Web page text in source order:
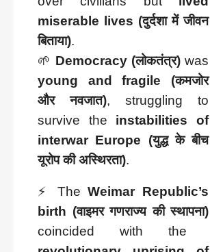
miserable lives (दुर्दशा में जीवन
बिताया).
🌱 Democracy (लोकतंत्र) was
young and fragile (कमजोर
और नवजात), struggling to
survive the instabilities of
interwar Europe (युद्ध के बीच
यूरोप की अस्थिरता).
⚡ TheWeimar Republic’s
birth (वाइमर गणराज्य की स्थापना)
coincided with the